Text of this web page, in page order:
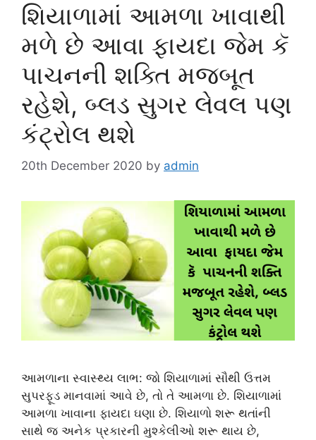
શિયાળામાં આમળા ખાવાથી
મળે છે આવા ફાયદા જેમ કૅ
પાચનની શક્તિ મજબૂત
રહેશે, બ્લડ સુગર લેવલ પણ
કંટ્રોલ થશે
20th December 2020 by admin
આમળાના સ્વાસ્થ્ય લાભ: જો શિયાળામાં સૌથી ઉત્તમ
સુપરફૂડ માનવામાં આવે છે, તો તે આમળા છે. શિયાળામાં
આમળા ખાવાના ફાયદા ઘણા છે. શિયાળો શરૂ થતાંની
સાથે જ અનેક પ્રકારની મુશ્કેલીઓ શરૂ થાય છે,